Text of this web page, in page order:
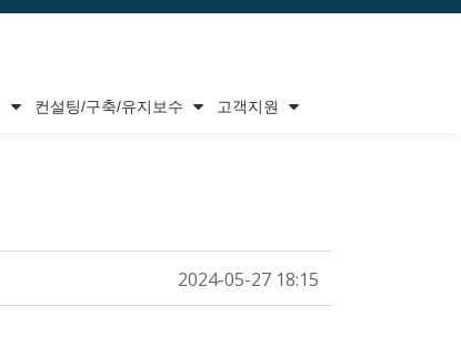
컨설팅/구축/유지보수 고객지원
2024-05-27 18:15